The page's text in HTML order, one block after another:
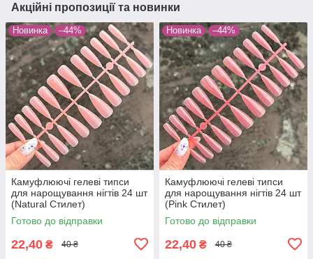
Акційні пропозиції та новинки
Новинка –44%
Камуфлюючі гелеві типси
для нарощування нігтів 24 шт
(Natural Стилет)
Готово до відправки
22,40 ₴ 40 ₴
Новинка –44%
Камуфлюючі гелеві типси
для нарощування нігтів 24 шт
(Pink Стилет)
Готово до відправки
22,40 ₴ 40 ₴